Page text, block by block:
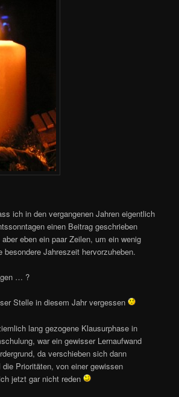
ich in den vergangenen Jahren eigentlich
einen Beitrag geschrieben
eben ein paar Zeilen, um ein wenig
besondere Jahreszeit hervorzuheben.
… ?
Stelle in diesem Jahr vergessen
lang gezogene Klausurphase in
war ein gewisser Lernaufwand
da verschieben sich dann
Prioritäten, von einer gewissen
jetzt gar nicht reden